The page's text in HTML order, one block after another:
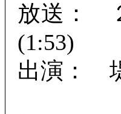
放送：
(1:53)
出演：